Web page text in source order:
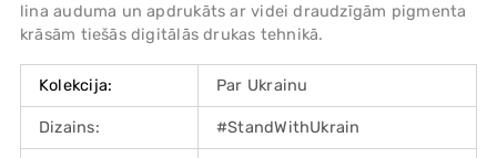
lina auduma un apdrukāts ar videi draudzīgām pigmenta
krāsām tiešās digitālās drukas tehnikā.
Kolekcija: Par Ukrainu
Dizains: #StandWithUkrain